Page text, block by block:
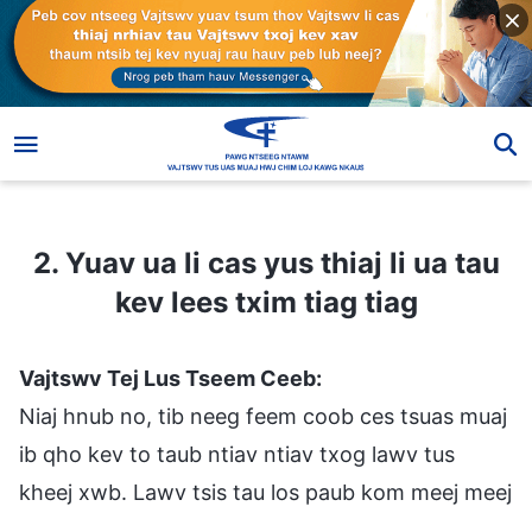
2. Yuav ua li cas yus thiaj li ua tau kev lees txim tiag tiag
2. Yuav ua li cas yus thiaj li ua tau
kev lees txim tiag tiag
Vajtswv Tej Lus Tseem Ceeb:
Niaj hnub no, tib neeg feem coob ces tsuas muaj
ib qho kev to taub ntiav ntiav txog lawv tus
kheej xwb. Lawv tsis tau los paub kom meej meej